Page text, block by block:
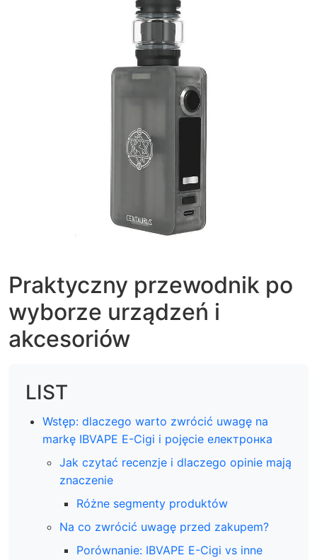
Praktyczny przewodnik po
wyborze urządzeń i
akcesoriów
LIST
Wstęp: dlaczego warto zwrócić uwagę na
markę IBVAPE E-Cigi i pojęcie електронка
Jak czytać recenzje i dlaczego opinie mają
znaczenie
Różne segmenty produktów
Na co zwrócić uwagę przed zakupem?
Porównanie: IBVAPE E-Cigi vs inne